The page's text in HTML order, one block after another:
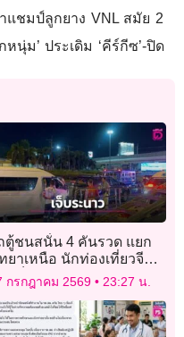
แชมป์ลูกยาง VNL สมัย 2
หนุ่ม’ ประเดิม ‘คีร์กีซ’-ปิด
ตู้ชนสนั่น 4 คันรวด แยก
ยาเหนือ นักท่องเที่ยวจีน-
บเจ็บระนาว
กรกฎาคม 2569 23:27 น.